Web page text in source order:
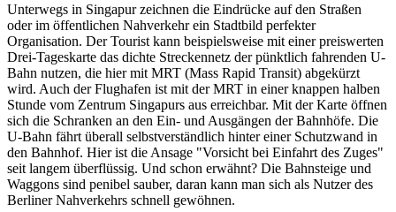
Unterwegs in Singapur zeichnen die Eindrücke auf den Straßen
oder im öffentlichen Nahverkehr ein Stadtbild perfekter
Organisation. Der Tourist kann beispielsweise mit einer preiswerten
Drei-Tageskarte das dichte Streckennetz der pünktlich fahrenden U-
Bahn nutzen, die hier mit MRT (Mass Rapid Transit) abgekürzt
wird. Auch der Flughafen ist mit der MRT in einer knappen halben
Stunde vom Zentrum Singapurs aus erreichbar. Mit der Karte öffnen
sich die Schranken an den Ein- und Ausgängen der Bahnhöfe. Die
U-Bahn fährt überall selbstverständlich hinter einer Schutzwand in
den Bahnhof. Hier ist die Ansage "Vorsicht bei Einfahrt des Zuges"
seit langem überflüssig. Und schon erwähnt? Die Bahnsteige und
Waggons sind penibel sauber, daran kann man sich als Nutzer des
Berliner Nahverkehrs schnell gewöhnen.